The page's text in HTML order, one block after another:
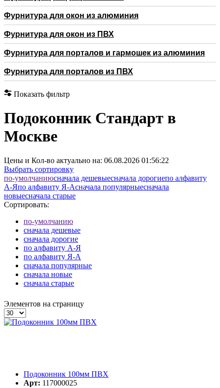
Фурнитура для окон из алюминия
Фурнитура для окон из ПВХ
Фурнитура для порталов и гармошек из алюминия
Фурнитура для порталов из ПВХ
Показать фильтр
Подоконник Стандарт в
Москве
Цены и Кол-во актуально на: 06.08.2026 01:56:22
Выбрать сортировку
по-умолчаниюcначала дешевыеcначала дорогиепо алфавиту
А-Япо алфавиту Я-Аcначала популярныеcначала
новыеcначала старые
Сортировать:
по-умолчанию
cначала дешевые
cначала дорогие
по алфавиту А-Я
по алфавиту Я-А
cначала популярные
cначала новые
cначала старые
Элементов на страницу
Подоконник 100мм ПВХ
Арт: 117000025